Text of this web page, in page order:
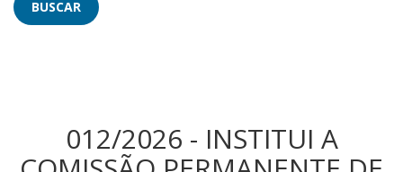
012/2026 - INSTITUI A